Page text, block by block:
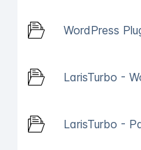
WordPress
LarisTurbo -
LarisTurbo -